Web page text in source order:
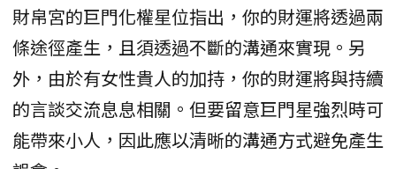
財帛宮的巨門化權星位指出，你的財運將透過兩
條途徑產生，且須透過不斷的溝通來實現。另
外，由於有女性貴人的加持，你的財運將與持續
的言談交流息息相關。但要留意巨門星強烈時可
能帶來小人，因此應以清晰的溝通方式避免產生